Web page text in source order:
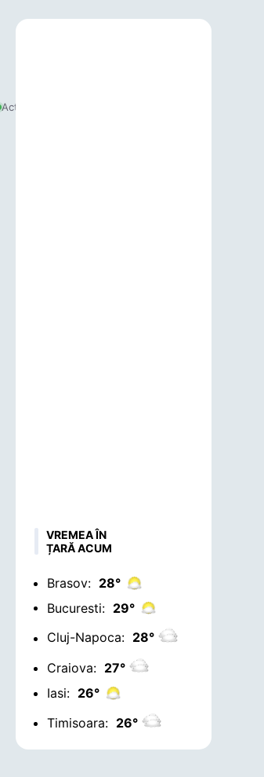
Actualizat:
VREMEA ÎN
ȚARĂ ACUM
Brasov: 28°
Bucuresti: 29°
Cluj-Napoca: 28°
Craiova: 27°
Iasi: 26°
Timisoara: 26°